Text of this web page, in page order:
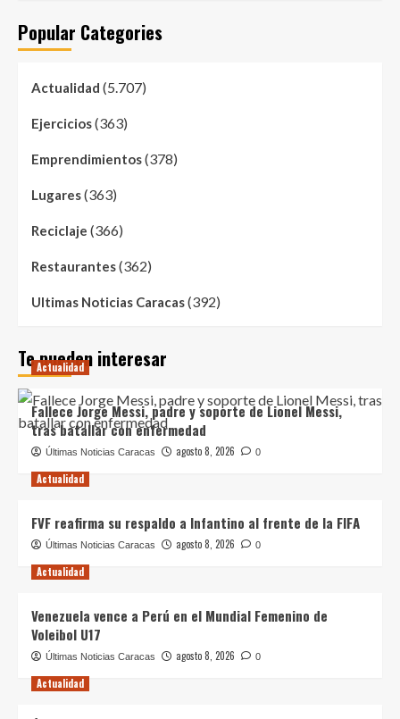
Popular Categories
Actualidad (5.707)
Ejercicios(363)
Emprendimientos(378)
Lugares(363)
Reciclaje (366)
Restaurantes(362)
Ultimas Noticias Caracas(392)
Te pueden interesar
Actualidad
Fallece Jorge Messi, padre y soporte de Lionel Messi,
tras batallar con enfermedad
Últimas Noticias Caracas agosto 8, 2026 0
Actualidad
FVF reafirma su respaldo a Infantino al frente de la FIFA
Últimas Noticias Caracas agosto 8, 2026 0
Actualidad
Venezuela vence a Perú en el Mundial Femenino de
Voleibol U17
Últimas Noticias Caracas agosto 8, 2026 0
Actualidad